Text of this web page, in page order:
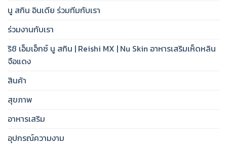
นู สกิน อินเดีย ร่วมทีมกับเรา
ร่วมงานกับเรา
ริชิ เอ็มเอ็กซ์ นู สกิน | Reishi MX | Nu Skin อาหารเสริมเห็ดหลิน
จือแดง
สินค้า
สุขภาพ
อาหารเสริม
อุปกรณ์ความงาม